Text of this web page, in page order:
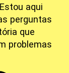
aqui
perguntas
que
problemas